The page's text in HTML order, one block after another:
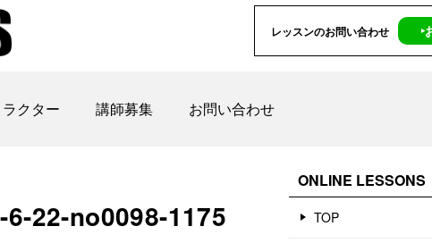
レッスンのお問い合わせ ‣
クター 講師募集 お問い合わせ
22-no0098-1175
ONLINE LESSONS
TOP